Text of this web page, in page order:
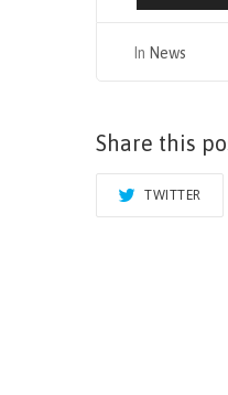
In News
Share this
TWITTER